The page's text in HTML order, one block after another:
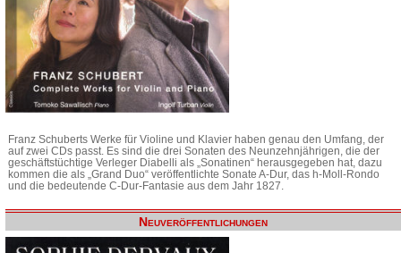
Franz Schuberts Werke für Violine und Klavier haben genau den Umfang, der
auf zwei CDs passt. Es sind die drei Sonaten des Neunzehnjährigen, die der
geschäftstüchtige Verleger Diabelli als „Sonatinen“ herausgegeben hat, dazu
kommen die als „Grand Duo“ veröffentlichte Sonate A-Dur, das h-Moll-Rondo
und die bedeutende C-Dur-Fantasie aus dem Jahr 1827.
Neuveröffentlichungen